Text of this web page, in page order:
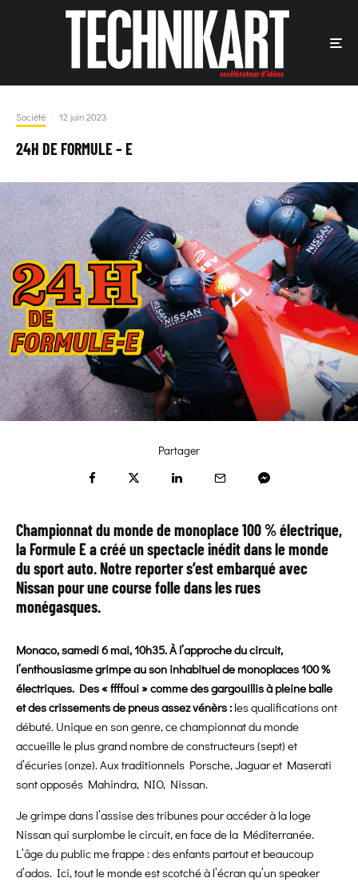
Société · 12 juin 2023
24H DE FORMULE – E
Partager
Championnat du monde de monoplace 100 % électrique,
la Formule E a créé un spectacle inédit dans le monde
du sport auto. Notre reporter s’est embarqué avec
Nissan pour une course folle dans les rues
monégasques.
Monaco, samedi 6 mai, 10h35. À l’approche du circuit,
l’enthousiasme grimpe au son inhabituel de monoplaces 100 %
électriques. Des « ffffoui » comme des gargouillis à pleine balle
et des crissements de pneus assez vénèrs : les qualifications ont
débuté. Unique en son genre, ce championnat du monde
accueille le plus grand nombre de constructeurs (sept) et
d’écuries (onze). Aux traditionnels Porsche, Jaguar et Maserati
sont opposés Mahindra, NIO, Nissan.
Je grimpe dans l’assise des tribunes pour accéder à la loge
Nissan qui surplombe le circuit, en face de la Méditerranée.
L’âge du public me frappe : des enfants partout et beaucoup
d’ados. Ici, tout le monde est scotché à l’écran qu’un speaker